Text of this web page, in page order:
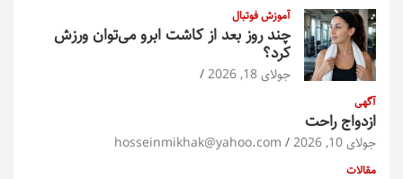
آموزش فوتبال
چند روز بعد از کاشت ابرو می‌توان ورزش
کرد؟
جولای 18, 2026
آگهی
ازدواج راحت
جولای 10, 2026 hosseinmikhak@yahoo.com
مقالات